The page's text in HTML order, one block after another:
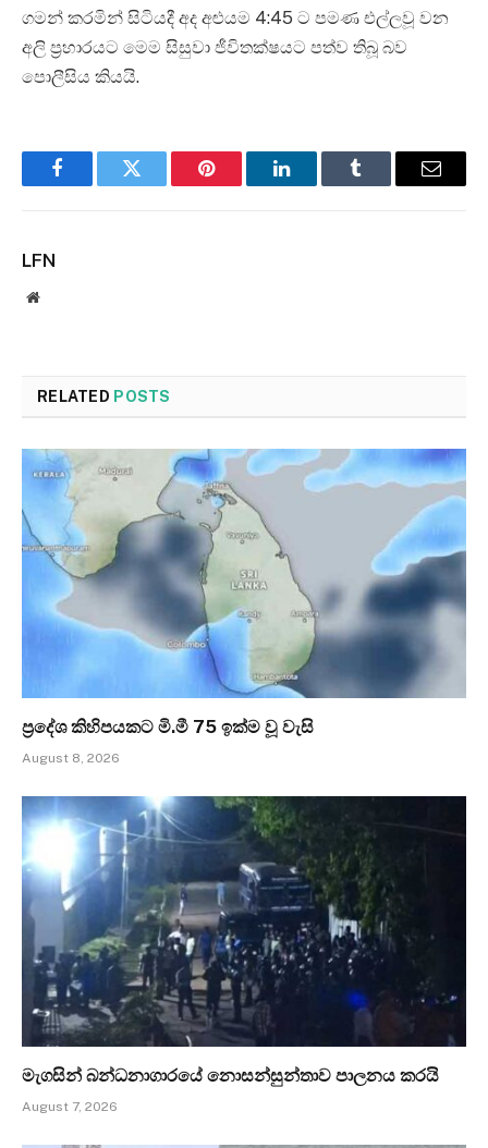
ගමන් කරමින් සිටියදී අද අළුයම 4:45 ට පමණ එල්ලවූ වන
අලි ප්‍රහාරයට මෙම සිසුවා ජීවිතක්ෂයට පත්ව තිබූ බව
පොලීසිය කියයි.
FacebookTwitter Pinterest LinkedInTumblr Email
LFN
Website
RELATED POSTS
ප්‍රදේශ කිහිපයකට මි.මී 75 ඉක්ම වූ වැසි
August 8, 2026
මැගසින් බන්ධනාගාරයේ නොසන්සුන්තාව පාලනය කරයි
August 7, 2026